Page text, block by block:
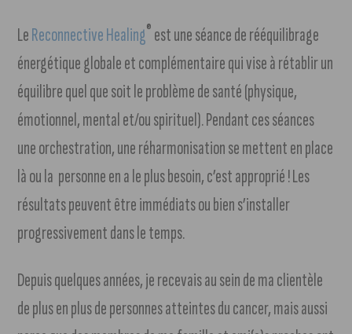
LeReconnective Healing® est une séance de rééquilibrage
énergétique globale et complémentaire qui vise à rétablir un
équilibre quel que soit le problème de santé (physique,
émotionnel, mental et/ou spirituel). Pendant ces séances
une orchestration, une réharmonisation se mettent en place
là ou la personne en a le plus besoin, c’est approprié ! Les
résultats peuvent être immédiats ou bien s’installer
progressivement dans le temps.
Depuis quelques années, je recevais au sein de ma clientèle
de plus en plus de personnes atteintes du cancer, mais aussi